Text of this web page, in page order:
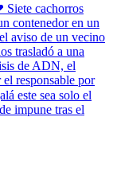
Siete cachorros
contenedor en un
aviso de un vecino
trasladó a una
de ADN, el
responsable por
este sea solo el
impune tras el